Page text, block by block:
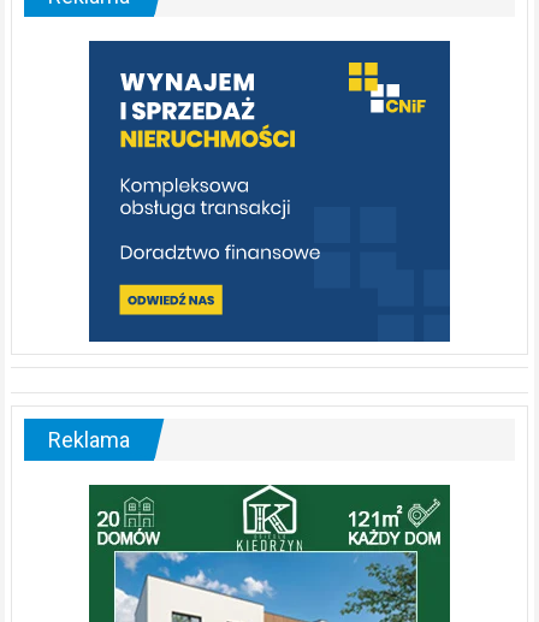
warto
poznać
[fotorelacja]
Reklama